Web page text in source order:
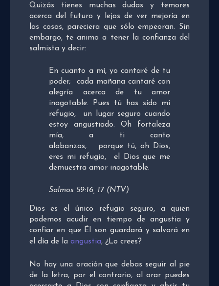
Quizás tienes muchas dudas y temores
acerca del futuro y lejos de ver mejoría en
las cosas, pareciera que sólo empeoran. Sin
embargo, te animo a tener la confianza del
salmista y decir:
En cuanto a mí, yo cantaré de tu
poder; cada mañana cantaré con
alegría acerca de tu amor
inagotable. Pues tú has sido mi
refugio, un lugar seguro cuando
estoy angustiado. Oh fortaleza
mía, a ti canto
alabanzas, porque tú, oh Dios,
eres mi refugio, el Dios que me
demuestra amor inagotable.
Salmos 59:16, 17 (NTV)
Dios es el único refugio seguro, a quien
podemos acudir en tiempo de angustia y
confiar en que Él son guardará y salvará en
el día de la angustia, ¿Lo crees?
No hay una oración que debas seguir al pie
de la letra, por el contrario, al orar puedes